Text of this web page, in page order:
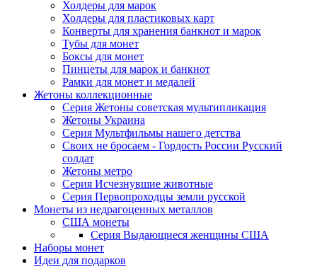
Холдеры для марок
Холдеры для пластиковых карт
Конверты для хранения банкнот и марок
Тубы для монет
Боксы для монет
Пинцеты для марок и банкнот
Рамки для монет и медалей
Жетоны коллекционные
Серия Жетоны советская мультипликация
Жетоны Украина
Серия Мультфильмы нашего детства
Своих не бросаем - Гордость России Русский
солдат
Жетоны метро
Серия Исчезнувшие животные
Серия Первопроходцы земли русской
Монеты из недрагоценных металлов
США монеты
Серия Выдающиеся женщины США
Наборы монет
Идеи для подарков